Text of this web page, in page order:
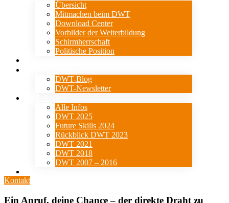
Übersicht
Mitmachen beim DWT
Download Center
Vorbilder der Weiterbildung
Schirmherrschaft
Politische Position
DWT-Blog
DWT-Newsletter
Alle Infos
DWT 2025
Future Skills 2024
Rückblick DWT 2023
DWT 2021
DWT 2018
DWT 2007 – 2016
Kontakt
Ein Anruf, deine Chance – der direkte Draht zu